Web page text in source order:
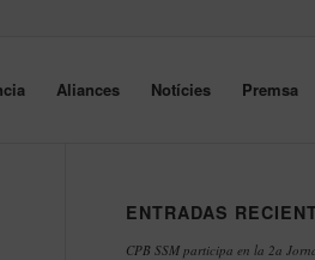
Aliances Notícies Premsa
ENTRADAS
CPB SSM participa en la 2a